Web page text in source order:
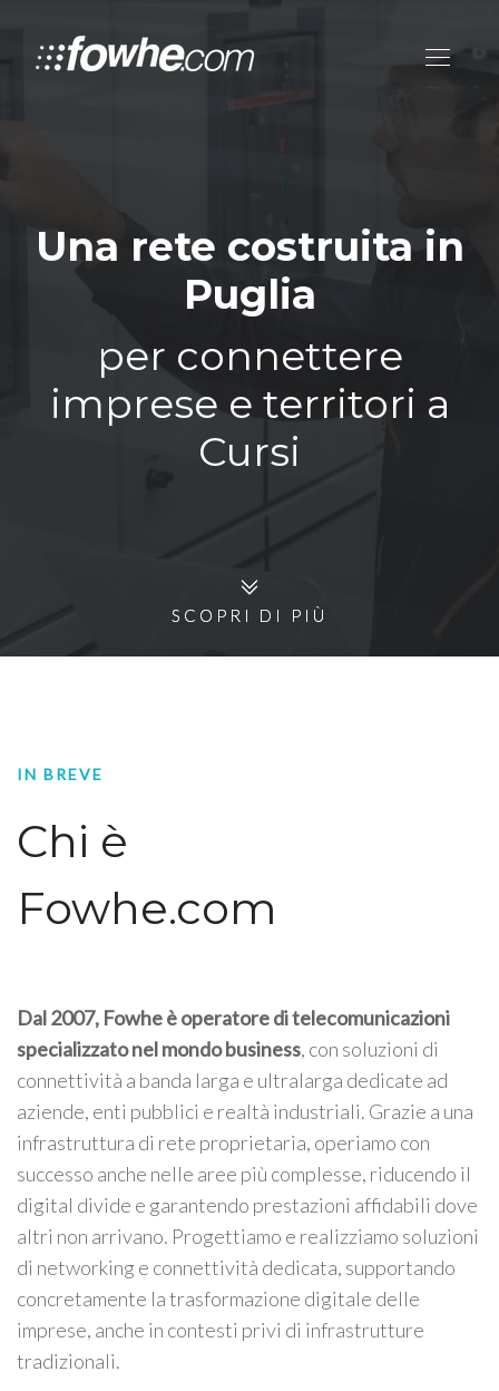
Una rete costruita in
Puglia
per connettere
imprese e territori a
Cursi
SCOPRI DI PIÙ
SCOPRI DI PIÙ
IN BREVE
Chi è
Fowhe.com
Dal 2007, Fowhe è operatore di telecomunicazioni
specializzato nel mondo business, con soluzioni di
connettività a banda larga e ultralarga dedicate ad
aziende, enti pubblici e realtà industriali. Grazie a una
infrastruttura di rete proprietaria, operiamo con
successo anche nelle aree più complesse, riducendo il
digital divide e garantendo prestazioni affidabili dove
altri non arrivano. Progettiamo e realizziamo soluzioni
di networking e connettività dedicata, supportando
concretamente la trasformazione digitale delle
imprese, anche in contesti privi di infrastrutture
tradizionali.